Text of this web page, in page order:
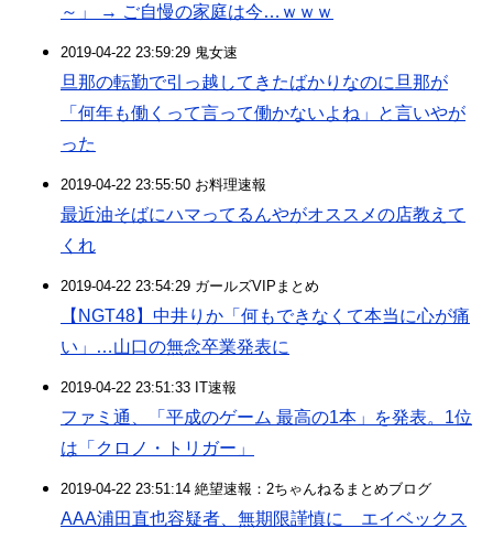
～」 → ご自慢の家庭は今…ｗｗｗ
2019-04-22 23:59:29 鬼女速
旦那の転勤で引っ越してきたばかりなのに旦那が
「何年も働くって言って働かないよね」と言いやが
った
2019-04-22 23:55:50 お料理速報
最近油そばにハマってるんやがオススメの店教えて
くれ
2019-04-22 23:54:29 ガールズVIPまとめ
【NGT48】中井りか「何もできなくて本当に心が痛
い」…山口の無念卒業発表に
2019-04-22 23:51:33 IT速報
ファミ通、「平成のゲーム 最高の1本」を発表。1位
は「クロノ・トリガー」
2019-04-22 23:51:14 絶望速報：2ちゃんねるまとめブログ
AAA浦田直也容疑者、無期限謹慎に エイベックス